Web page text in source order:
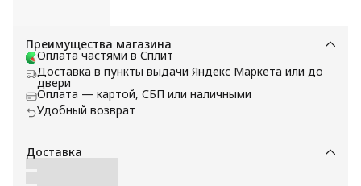
Преимущества магазина
Оплата частями в Сплит
Доставка в пункты выдачи Яндекс Маркета или до
двери
Оплата — картой, СБП или наличными
Удобный возврат
Доставка